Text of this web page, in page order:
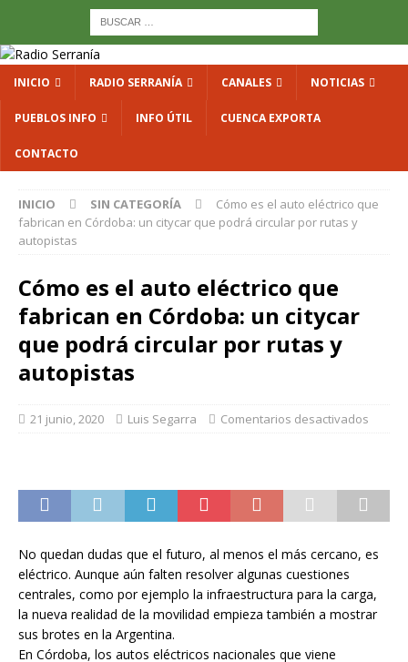
INICIO RADIO SERRANÍA CANALES NOTICIAS
PUEBLOS INFO INFO ÚTIL CUENCA EXPORTA
CONTACTO
INICIO SIN CATEGORÍA
Cómo es el auto eléctrico que
fabrican en Córdoba: un citycar que podrá circular por rutas y
autopistas
Cómo es el auto eléctrico que
fabrican en Córdoba: un citycar
que podrá circular por rutas y
autopistas
21 junio, 2020 Luis Segarra Comentarios desactivados
No quedan dudas que el futuro, al menos el más cercano, es
eléctrico. Aunque aún falten resolver algunas cuestiones
centrales, como por ejemplo la infraestructura para la carga,
la nueva realidad de la movilidad empieza también a mostrar
sus brotes en la Argentina.
En Córdoba, los autos eléctricos nacionales que viene